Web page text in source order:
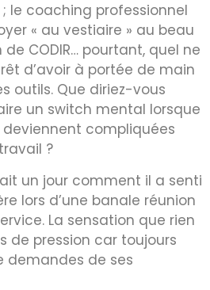
le coaching professionnel
« au vestiaire » au beau
CODIR… pourtant, quel ne
d’avoir à portée de main
outils. Que diriez-vous
un switch mental lorsque
compliquées
?
un jour comment il a senti
lors d’une banale réunion
La sensation que rien
de pression car toujours
demandes de ses